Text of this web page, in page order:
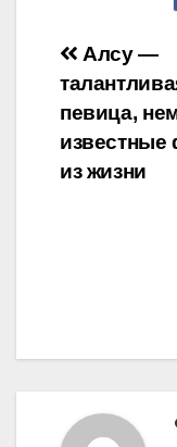
по
Алсу —
певица,
известные
из жизни